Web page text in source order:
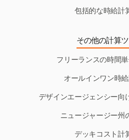
包括的な時給計
その他の計算
フリーランスの時間
オールインワン時
デザインエージェンシー向
ニュージャージー州
デッキコスト計